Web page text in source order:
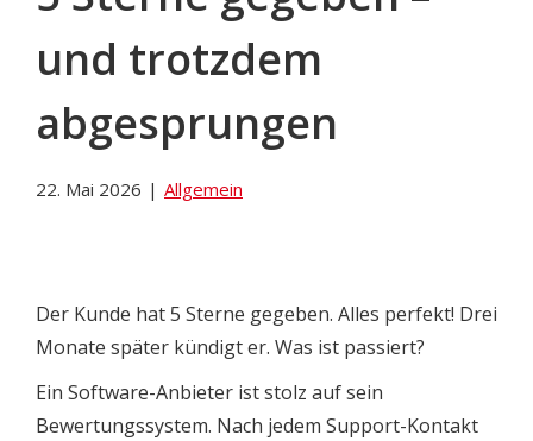
und trotzdem
abgesprungen
22. Mai 2026 | Allgemein
Der Kunde hat 5 Sterne gegeben. Alles perfekt! Drei
Monate später kündigt er. Was ist passiert?
Ein Software-Anbieter ist stolz auf sein
Bewertungssystem. Nach jedem Support-Kontakt